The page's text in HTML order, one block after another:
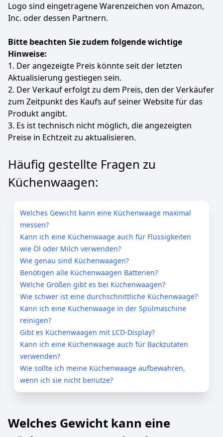
Logo sind eingetragene Warenzeichen von Amazon,
Inc. oder dessen Partnern.
Bitte beachten Sie zudem folgende wichtige
Hinweise:
1. Der angezeigte Preis könnte seit der letzten
Aktualisierung gestiegen sein.
2. Der Verkauf erfolgt zu dem Preis, den der Verkäufer
zum Zeitpunkt des Kaufs auf seiner Website für das
Produkt angibt.
3. Es ist technisch nicht möglich, die angezeigten
Preise in Echtzeit zu aktualisieren.
Häufig gestellte Fragen zu
Küchenwaagen:
Welches Gewicht kann eine Küchenwaage maximal
messen?
Kann ich eine Küchenwaage auch für Flüssigkeiten
wie Öl oder Milch verwenden?
Wie genau sind Küchenwaagen?
Benötigen alle Küchenwaagen Batterien?
Welche Größen gibt es bei Küchenwaagen?
Wie schwer ist eine durchschnittliche Küchenwaage?
Kann ich eine Küchenwaage in der Spülmaschine
reinigen?
Gibt es Küchenwaagen mit LCD-Display?
Kann ich eine Küchenwaage auch für Backzutaten
verwenden?
Wie sollte ich meine Küchenwaage aufbewahren,
wenn ich sie nicht benutze?
Welches Gewicht kann eine